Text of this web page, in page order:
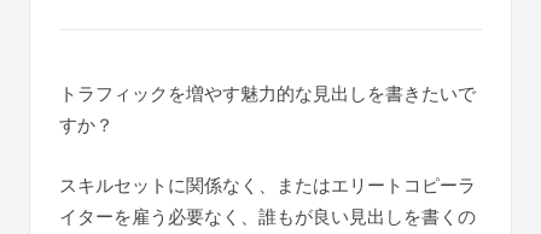
トラフィックを増やす魅力的な見出しを書きたいで
すか？
スキルセットに関係なく、またはエリートコピーラ
イターを雇う必要なく、誰もが良い見出しを書くの